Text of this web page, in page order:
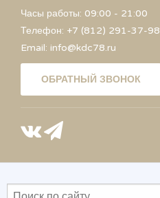
Часы работы: 09:00 - 21:00
Телефон: +7 (812) 291-37-98
Email: info@kdc78.ru
ОБРАТНЫЙ ЗВОНОК